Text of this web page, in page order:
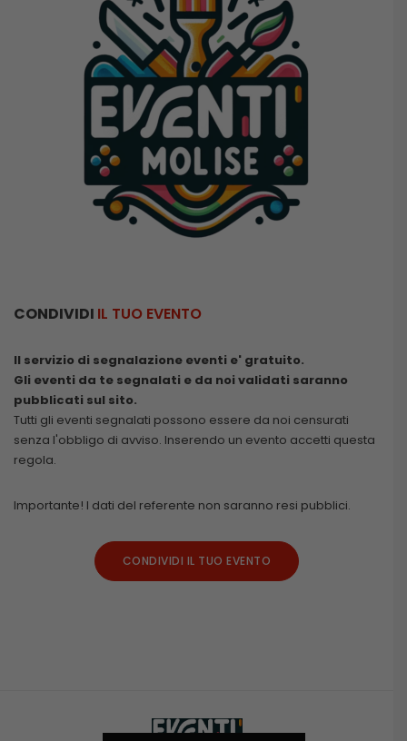
CONDIVIDI IL TUO EVENTO
Il servizio di segnalazione eventi e' gratuito.
Gli eventi da te segnalati e da noi validati saranno
pubblicati sul sito.
Tutti gli eventi segnalati possono essere da noi censurati
senza l'obbligo di avviso. Inserendo un evento accetti questa
regola.
Importante! I dati del referente non saranno resi pubblici.
CONDIVIDI IL TUO EVENTO